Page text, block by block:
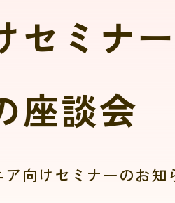
セミナ
座談会
ア向けセミナーのお